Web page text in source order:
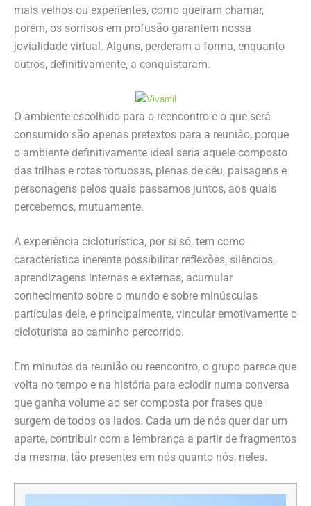
mais velhos ou experientes, como queiram chamar,
porém, os sorrisos em profusão garantem nossa
jovialidade virtual. Alguns, perderam a forma, enquanto
outros, definitivamente, a conquistaram.
O ambiente escolhido para o reencontro e o que será
consumido são apenas pretextos para a reunião, porque
o ambiente definitivamente ideal seria aquele composto
das trilhas e rotas tortuosas, plenas de céu, paisagens e
personagens pelos quais passamos juntos, aos quais
percebemos, mutuamente.
A experiência cicloturística, por si só, tem como
característica inerente possibilitar reflexões, silêncios,
aprendizagens internas e externas, acumular
conhecimento sobre o mundo e sobre minúsculas
partículas dele, e principalmente, vincular emotivamente o
cicloturista ao caminho percorrido.
Em minutos da reunião ou reencontro, o grupo parece que
volta no tempo e na história para eclodir numa conversa
que ganha volume ao ser composta por frases que
surgem de todos os lados. Cada um de nós quer dar um
aparte, contribuir com a lembrança a partir de fragmentos
da mesma, tão presentes em nós quanto nós, neles.